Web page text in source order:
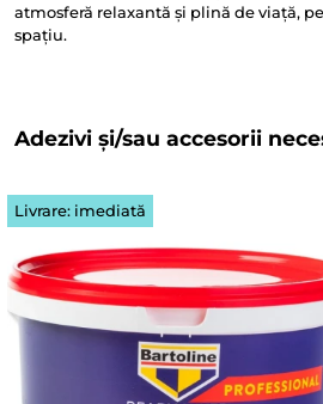
atmosferă relaxantă și plină de viață,
spațiu.
Adezivi și/sau accesorii
Livrare: imediată